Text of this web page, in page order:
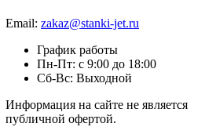
Email: zakaz@stanki-jet.ru
График работы
Пн-Пт: с 9:00 до 18:00
Сб-Вс: Выходной
Информация на сайте не является
публичной офертой.